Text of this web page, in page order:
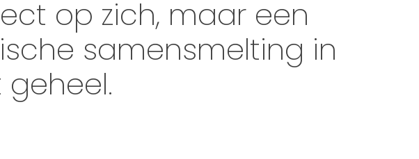
op zich, maar een
samensmelting in
geheel.